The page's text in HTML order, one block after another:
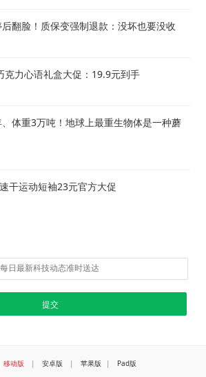
翻脸！质保变强制退款：没坏也要没收
克力心语礼盒大促：19.9元到手
体重3万吨！地球上最重生物体是一种蘑
干运动短袖23元官方大促
移动版 | 安卓版 | 苹果版 | Pad版